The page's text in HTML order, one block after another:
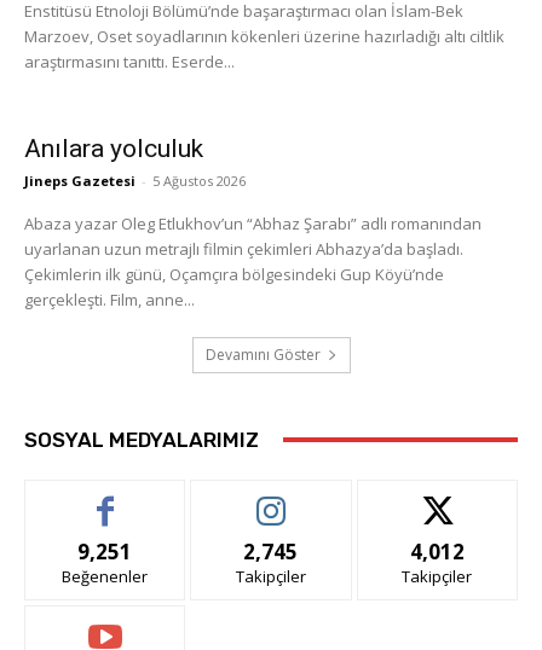
Enstitüsü Etnoloji Bölümü’nde başaraştırmacı olan İslam-Bek
Marzoev, Oset soyadlarının kökenleri üzerine hazırladığı altı ciltlik
araştırmasını tanıttı. Eserde...
Anılara yolculuk
Jineps Gazetesi - 5 Ağustos 2026
Abaza yazar Oleg Etlukhov’un “Abhaz Şarabı” adlı romanından
uyarlanan uzun metrajlı filmin çekimleri Abhazya’da başladı.
Çekimlerin ilk günü, Oçamçıra bölgesindeki Gup Köyü’nde
gerçekleşti. Film, anne...
Devamını Göster
SOSYAL MEDYALARIMIZ
9,251
Beğenenler
2,745
Takipçiler
4,012
Takipçiler